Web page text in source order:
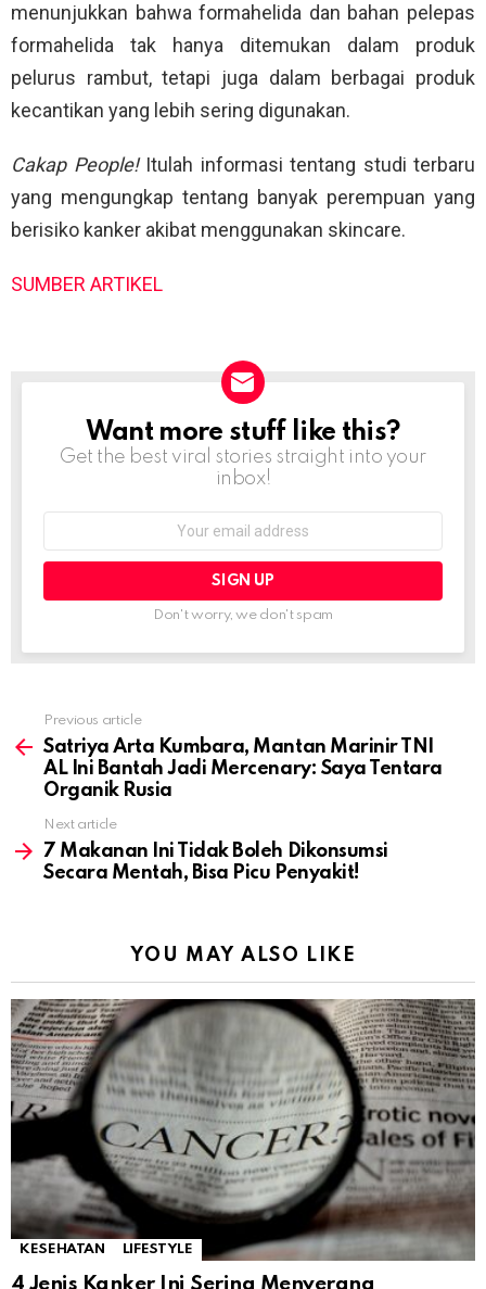
menunjukkan bahwa formahelida dan bahan pelepas
formahelida tak hanya ditemukan dalam produk
pelurus rambut, tetapi juga dalam berbagai produk
kecantikan yang lebih sering digunakan.
Cakap People!Itulah informasi tentang studi terbaru
yang mengungkap tentang banyak perempuan yang
berisiko kanker akibat menggunakan skincare.
SUMBER ARTIKEL
NEWSLETTER
Want more stuff like this?
Get the best viral stories straight into your
inbox!
Don't worry, we don't spam
more
Previous article
Satriya Arta Kumbara, Mantan Marinir TNI
AL Ini Bantah Jadi Mercenary: Saya Tentara
Organik Rusia
Next article
7 Makanan Ini Tidak Boleh Dikonsumsi
Secara Mentah, Bisa Picu Penyakit!
YOU MAY ALSO LIKE
KESEHATAN LIFESTYLE
4 Jenis Kanker Ini Sering Menyerang